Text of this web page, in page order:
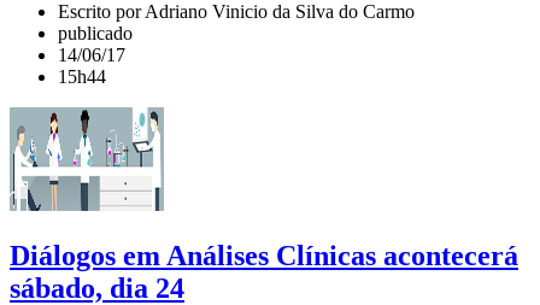
Escrito por Adriano Vinicio da Silva do Carmo
publicado
14/06/17
15h44
Diálogos em Análises Clínicas acontecerá
sábado, dia 24